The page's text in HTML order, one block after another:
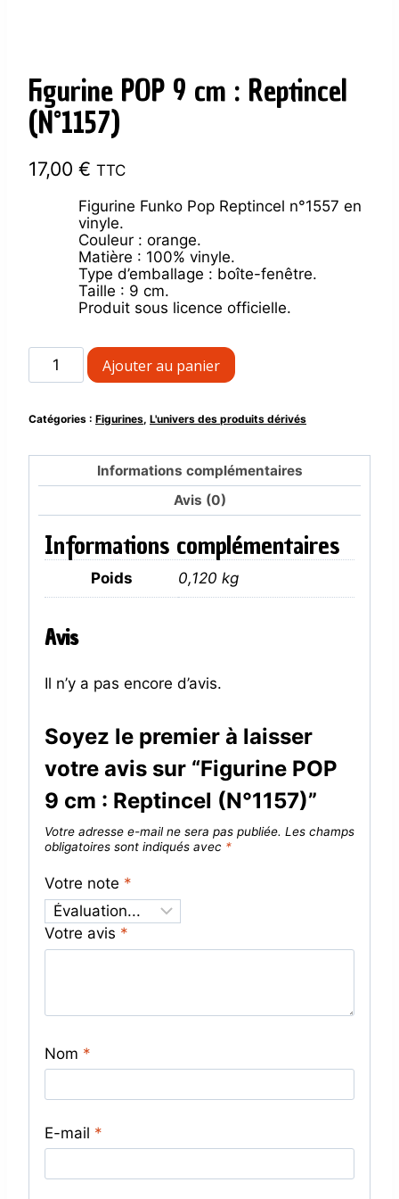
Figurine POP 9 cm : Reptincel
(N°1157)
17,00 € TTC
Figurine Funko Pop Reptincel n°1557 en
vinyle.
Couleur : orange.
Matière : 100% vinyle.
Type d’emballage : boîte-fenêtre.
Taille : 9 cm.
Produit sous licence officielle.
quantité
Figurine
9
:
(N°1157)
Ajouter au panier
Catégories : Figurines, L'univers des produits dérivés
Informations complémentaires
Avis (0)
Informations complémentaires
Poids 0,120 kg
Avis
Il n’y a pas encore d’avis.
Soyez le premier à laisser
votre avis sur “Figurine POP
9 cm : Reptincel (N°1157)”
Votre adresse e-mail ne sera pas publiée. Les champs
obligatoires sont indiqués avec *
Votre note *
Votre avis *
Nom *
E-mail *